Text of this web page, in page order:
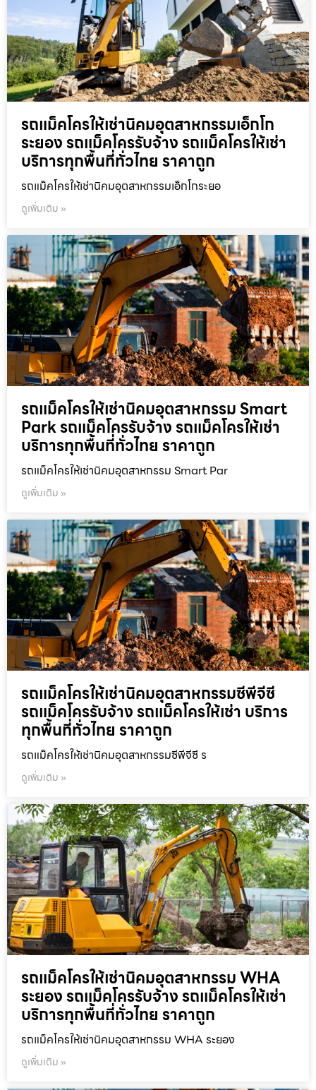
รถแม็คโครให้เช่านิคมอุตสาหกรรมเอ็กโก
ระยอง รถแม็คโครรับจ้าง รถแม็คโครให้เช่า
บริการทุกพื้นที่ทั่วไทย ราคาถูก
รถแม็คโครให้เช่านิคมอุตสาหกรรมเอ็กโกระยอ
ดูเพิ่มเติม »
รถแม็คโครให้เช่านิคมอุตสาหกรรม Smart
Park รถแม็คโครรับจ้าง รถแม็คโครให้เช่า
บริการทุกพื้นที่ทั่วไทย ราคาถูก
รถแม็คโครให้เช่านิคมอุตสาหกรรม Smart Par
ดูเพิ่มเติม »
รถแม็คโครให้เช่านิคมอุตสาหกรรมซีพีจีซี
รถแม็คโครรับจ้าง รถแม็คโครให้เช่า บริการ
ทุกพื้นที่ทั่วไทย ราคาถูก
รถแม็คโครให้เช่านิคมอุตสาหกรรมซีพีจีซี ร
ดูเพิ่มเติม »
รถแม็คโครให้เช่านิคมอุตสาหกรรม WHA
ระยอง รถแม็คโครรับจ้าง รถแม็คโครให้เช่า
บริการทุกพื้นที่ทั่วไทย ราคาถูก
รถแม็คโครให้เช่านิคมอุตสาหกรรม WHA ระยอง
ดูเพิ่มเติม »